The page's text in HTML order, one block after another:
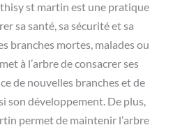
st martin est une pratique
sa santé, sa sécurité et sa
branches mortes, malades ou
à l’arbre de consacrer ses
de nouvelles branches et de
son développement. De plus,
permet de maintenir l’arbre